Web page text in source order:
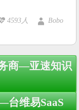
4593人 Bobo
商—亚速知识
维易SaaS